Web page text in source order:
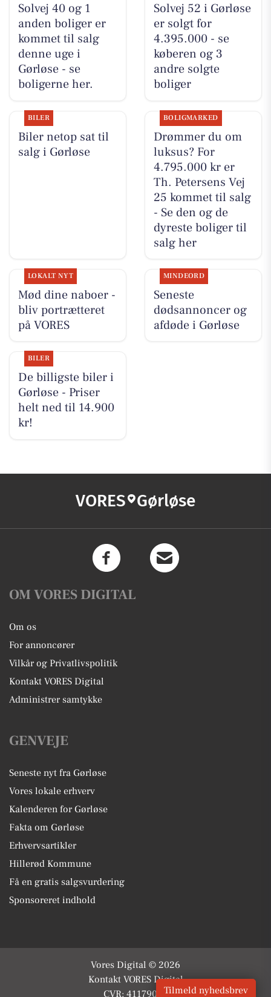
Solvej 40 og 1
anden boliger er
kommet til salg
denne uge i
Gørløse - se
boligerne her.
Solvej 52 i Gørløse
er solgt for
4.395.000 - se
køberen og 3
andre solgte
boliger
BILER
Biler netop sat til
salg i Gørløse
BOLIGMARKED
Drømmer du om
luksus? For
4.795.000 kr er
Th. Petersens Vej
25 kommet til salg
- Se den og de
dyreste boliger til
salg her
LOKALT NYT
Mød dine naboer -
bliv portrætteret
på VORES
MINDEORD
Seneste
dødsannoncer og
afdøde i Gørløse
BILER
De billigste biler i
Gørløse - Priser
helt ned til 14.900
kr!
VORES Gørløse
OM VORES DIGITAL
Om os
For annoncører
Vilkår og Privatlivspolitik
Kontakt VORES Digital
Administrer samtykke
GENVEJE
Seneste nyt fra Gørløse
Vores lokale erhverv
Kalenderen for Gørløse
Fakta om Gørløse
Erhvervsartikler
Hillerød Kommune
Få en gratis salgsvurdering
Sponsoreret indhold
Vores Digital © 2026
Kontakt VORES Digital
CVR: 41179082Tilmeld nyhedsbrev